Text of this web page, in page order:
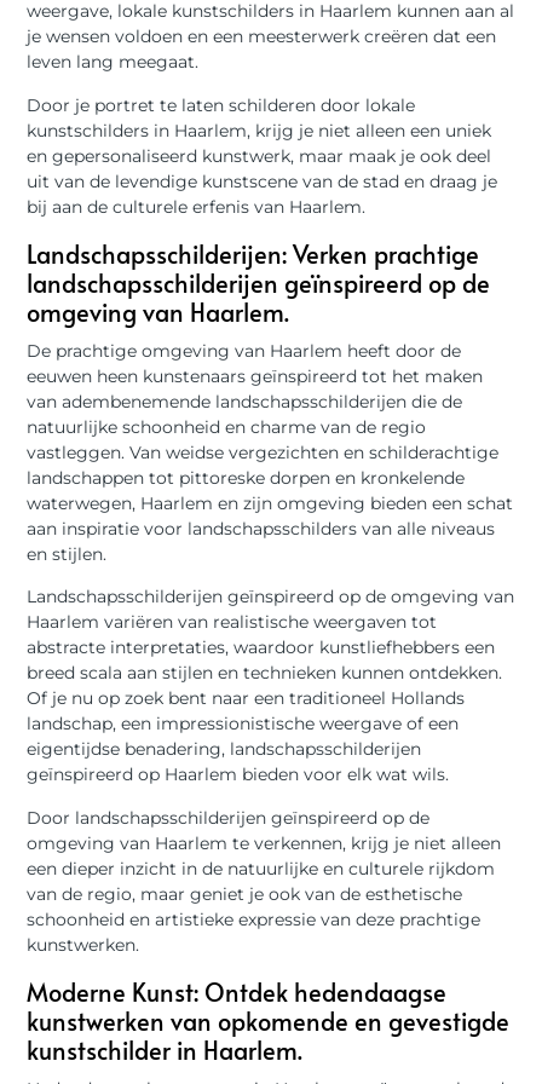
weergave, lokale kunstschilders in Haarlem kunnen aan al
je wensen voldoen en een meesterwerk creëren dat een
leven lang meegaat.
Door je portret te laten schilderen door lokale
kunstschilders in Haarlem, krijg je niet alleen een uniek
en gepersonaliseerd kunstwerk, maar maak je ook deel
uit van de levendige kunstscene van de stad en draag je
bij aan de culturele erfenis van Haarlem.
Landschapsschilderijen: Verken prachtige
landschapsschilderijen geïnspireerd op de
omgeving van Haarlem.
De prachtige omgeving van Haarlem heeft door de
eeuwen heen kunstenaars geïnspireerd tot het maken
van adembenemende landschapsschilderijen die de
natuurlijke schoonheid en charme van de regio
vastleggen. Van weidse vergezichten en schilderachtige
landschappen tot pittoreske dorpen en kronkelende
waterwegen, Haarlem en zijn omgeving bieden een schat
aan inspiratie voor landschapsschilders van alle niveaus
en stijlen.
Landschapsschilderijen geïnspireerd op de omgeving van
Haarlem variëren van realistische weergaven tot
abstracte interpretaties, waardoor kunstliefhebbers een
breed scala aan stijlen en technieken kunnen ontdekken.
Of je nu op zoek bent naar een traditioneel Hollands
landschap, een impressionistische weergave of een
eigentijdse benadering, landschapsschilderijen
geïnspireerd op Haarlem bieden voor elk wat wils.
Door landschapsschilderijen geïnspireerd op de
omgeving van Haarlem te verkennen, krijg je niet alleen
een dieper inzicht in de natuurlijke en culturele rijkdom
van de regio, maar geniet je ook van de esthetische
schoonheid en artistieke expressie van deze prachtige
kunstwerken.
Moderne Kunst: Ontdek hedendaagse
kunstwerken van opkomende en gevestigde
kunstschilder in Haarlem.